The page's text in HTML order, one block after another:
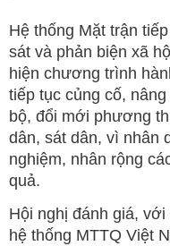
Hệ thống Mặt trận
sát và phản biện xã
hiện chương trình
tiếp tục củng cố,
bộ, đổi mới phương
dân, sát dân, vì nhân
nghiệm, nhân rộng
quả.
Hội nghị đánh giá,
hệ thống MTTQ Việt